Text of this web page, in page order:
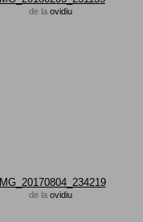
de la ovidiu
IMG_20170804_234219
de la ovidiu